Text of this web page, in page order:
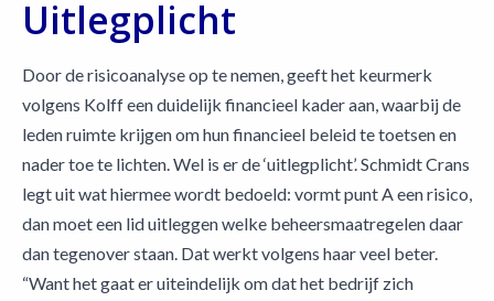
Uitlegplicht
Door de risicoanalyse op te nemen, geeft het keurmerk
volgens Kolff een duidelijk financieel kader aan, waarbij de
leden ruimte krijgen om hun financieel beleid te toetsen en
nader toe te lichten. Wel is er de ‘uitlegplicht’. Schmidt Crans
legt uit wat hiermee wordt bedoeld: vormt punt A een risico,
dan moet een lid uitleggen welke beheersmaatregelen daar
dan tegenover staan. Dat werkt volgens haar veel beter.
“Want het gaat er uiteindelijk om dat het bedrijf zich